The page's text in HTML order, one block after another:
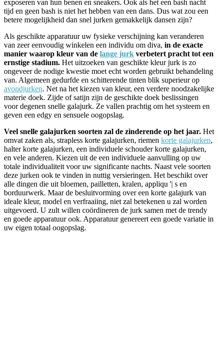
exposeren van hun benen en sneakers. Ook als het een bash nacht
tijd en geen bash is niet het hebben van een dans. Dus wat zou een
betere mogelijkheid dan snel jurken gemakkelijk dansen zijn?
Als geschikte apparatuur uw fysieke verschijning kan veranderen
van zeer eenvoudig winkelen een individu om diva, in de exacte
manier waarop kleur van de lange jurk verbetert pracht tot een
ernstige stadium. Het uitzoeken van geschikte kleur jurk is zo
ongeveer de nodige kwestie moet echt worden gebruikt behandeling
van. Algemeen gedurfde en schitterende tinten blik superieur op
avondjurken. Net na het kiezen van kleur, een verdere noodzakelijke
materie doek. Zijde of satijn zijn de geschikte doek beslissingen
voor degenen snelle galajurk. Ze vallen prachtig om het systeem en
geven een edgy en sensuele oogopslag.
Veel snelle galajurken soorten zal de zinderende op het jaar. Het
omvat zaken als, strapless korte galajurken, riemen korte galajurken,
halter korte galajurken, een individuele schouder korte galajurken,
en vele anderen. Kiezen uit de een individuele aanvulling op uw
totale individualiteit voor uw significante nachts. Naast vele soorten
deze jurken ook te vinden in nuttig versieringen. Het beschikt over
alle dingen die uit bloemen, pailletten, kralen, appliqu '| s en
borduurwerk. Maar de besluitvorming over een korte galajurk van
ideale kleur, model en verfraaiing, niet zal betekenen u zal worden
uitgevoerd. U zult willen coördineren de jurk samen met de trendy
en goede apparatuur ook. Apparatuur genereert een goede variatie in
uw eigen totaal oogopslag.